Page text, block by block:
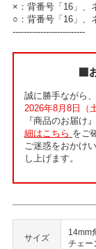
×：背番号「16」、
○：背番号「16」、
--------------------------
■
誠に勝手ながら
2026年8月8日（
『商品のお届け
細はこちら をご
ご迷惑をおかけ
し上げます。
サイズ
14mm
チェー